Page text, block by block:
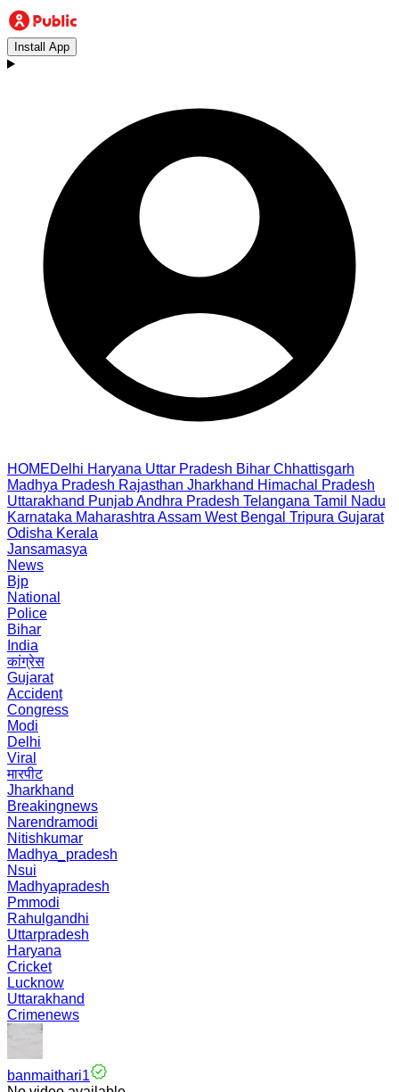
Install App
HOMEDelhi Haryana Uttar Pradesh Bihar Chhattisgarh
Madhya Pradesh Rajasthan Jharkhand Himachal Pradesh
Uttarakhand PunjabAndhra Pradesh Telangana Tamil Nadu
Karnataka Maharashtra Assam West Bengal Tripura Gujarat
Odisha Kerala
Jansamasya
News
Bjp
National
Police
Bihar
India
कांग्रेस
Gujarat
Accident
Congress
Modi
Delhi
Viral
मारपीट
Jharkhand
Breakingnews
Narendramodi
Nitishkumar
Madhya_pradesh
Nsui
Madhyapradesh
Pmmodi
Rahulgandhi
Uttarpradesh
Haryana
Cricket
Lucknow
Uttarakhand
Crimenews
banmaithari1